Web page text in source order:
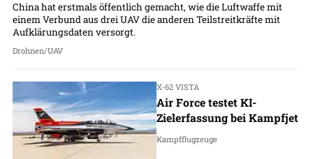
China hat erstmals öffentlich gemacht, wie die Luftwaffe mit
einem Verbund aus drei UAV die anderen Teilstreitkräfte mit
Aufklärungsdaten versorgt.
Drohnen/UAV
X-62 VISTA
Air Force testet KI-
Zielerfassung bei Kampfjet
Kampfflugzeuge